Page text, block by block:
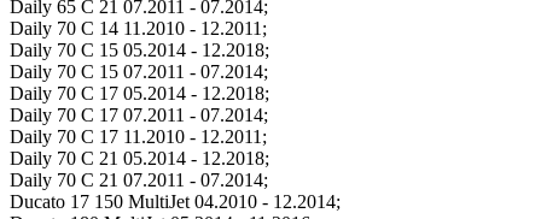
Daily 65 C 21 07.2011 - 07.2014;
Daily 70 C 14 11.2010 - 12.2011;
Daily 70 C 15 05.2014 - 12.2018;
Daily 70 C 15 07.2011 - 07.2014;
Daily 70 C 17 05.2014 - 12.2018;
Daily 70 C 17 07.2011 - 07.2014;
Daily 70 C 17 11.2010 - 12.2011;
Daily 70 C 21 05.2014 - 12.2018;
Daily 70 C 21 07.2011 - 07.2014;
Ducato 17 150 MultiJet 04.2010 - 12.2014;